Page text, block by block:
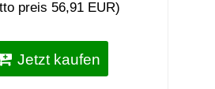
preis 56,91 EUR)
Jetzt kaufen